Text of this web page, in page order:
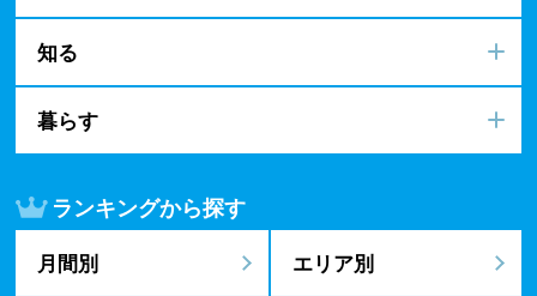
知る
暮らす
ランキングから探す
月間別 エリア別